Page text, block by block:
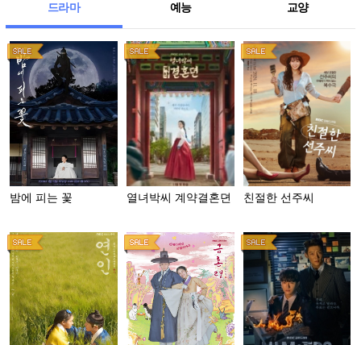
드라마 예능 교양
밤에 피는 꽃 열녀박씨 계약결혼뎐 친절한 선주씨